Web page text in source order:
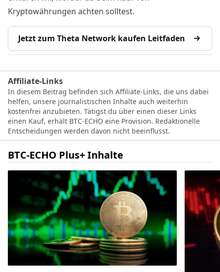
Kryptowährungen achten solltest.
Jetzt zum Theta Network kaufen Leitfaden
Affiliate-Links
In diesem Beitrag befinden sich Affiliate-Links, die uns dabei
helfen, unsere journalistischen Inhalte auch weiterhin
kostenfrei anzubieten. Tätigst du über einen dieser Links
einen Kauf, erhält BTC-ECHO eine Provision. Redaktionelle
Entscheidungen werden davon nicht beeinflusst.
BTC-ECHO Plus+ Inhalte